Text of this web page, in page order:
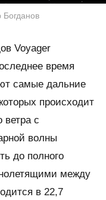
Voyager
время
самые дальние
происходит
ветра с
волны
до полного
между
в 22,7